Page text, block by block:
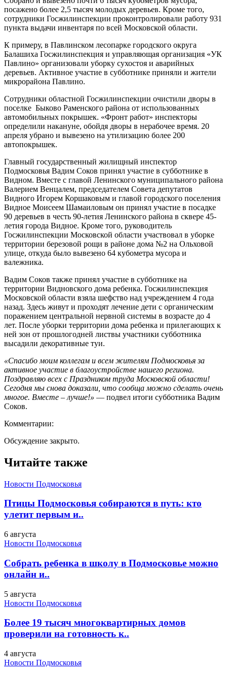
посажено более 2,5 тысяч молодых деревьев. Кроме того,
сотрудники Госжилинспекции проконтролировали работу 931
пункта выдачи инвентаря по всей Московской области.
К примеру, в Павлинском лесопарке городского округа
Балашиха Госжилинспекция и управляющая организация «УК
Павлино» организовали уборку сухостоя и аварийных
деревьев. Активное участие в субботнике приняли и жители
микрорайона Павлино.
Сотрудники областной Госжилинспекции очистили дворы в
поселке Быково Раменского района от использованных
автомобильных покрышек. «Фронт работ» инспекторы
определили накануне, обойдя дворы в нерабочее время. 20
апреля убрано и вывезено на утилизацию более 200
автопокрышек.
Главный государственный жилищный инспектор
Подмосковья Вадим Соков принял участие в субботнике в
Видном. Вместе с главой Ленинского муниципального района
Валерием Венцалем, председателем Совета депутатов
Видного Игорем Коршаковым и главой городского поселения
Видное Моисеем Шамаиловым он принял участие в посадке
90 деревьев в честь 90-летия Ленинского района в сквере 45-
летия города Видное. Кроме того, руководитель
Госжилинспекции Московской области участвовал в уборке
территории березовой рощи в районе дома №2 на Ольховой
улице, откуда было вывезено 64 кубометра мусора и
валежника.
Вадим Соков также принял участие в субботнике на
территории Видновского дома ребенка. Госжилинспекция
Московской области взяла шефство над учреждением 4 года
назад. Здесь живут и проходят лечение дети с органическим
поражением центральной нервной системы в возрасте до 4
лет. После уборки территории дома ребенка и прилегающих к
ней зон от прошлогодней листвы участники субботника
высадили декоративные туи.
«Спасибо моим коллегам и всем жителям Подмосковья за
активное участие в благоустройстве нашего региона.
Поздравляю всех с Праздником труда Московской области!
Сегодня мы снова доказали, что сообща можно сделать очень
многое. Вместе – лучше!» — подвел итоги субботника Вадим
Соков.
Комментарии:
Обсуждение закрыто.
Читайте также
Новости Подмосковья
Птицы Подмосковья собираются в путь: кто
улетит первым и..
6 августа
Новости Подмосковья
Собрать ребенка в школу в Подмосковье можно
онлайн и..
5 августа
Новости Подмосковья
Более 19 тысяч многоквартирных домов
проверили на готовность к..
4 августа
Новости Подмосковья